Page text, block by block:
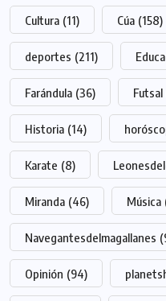
Cultura (11) Cúa (158)
deportes (211)
Farándula (36) Futsal
Historia (14)
Karate (8)
Miranda (46) Música
Navegantesdelmagallanes
Opinión (94)